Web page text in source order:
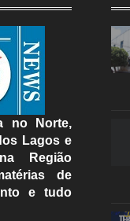
no Norte,
Lagos e
Região
de
e tudo